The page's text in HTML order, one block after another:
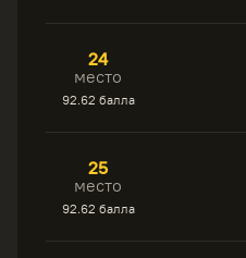
24
место
92.62 балла
25
место
92.62 балла